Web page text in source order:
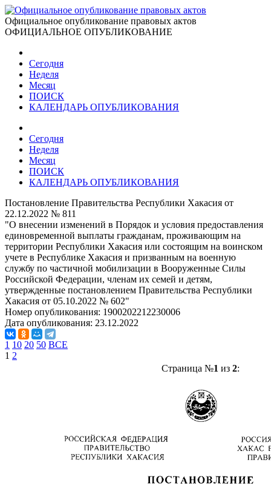
Официальное опубликование правовых актов
ОФИЦИАЛЬНОЕ ОПУБЛИКОВАНИЕ
Сегодня
Неделя
Месяц
ПОИСК
КАЛЕНДАРЬ ОПУБЛИКОВАНИЯ
Сегодня
Неделя
Месяц
ПОИСК
КАЛЕНДАРЬ ОПУБЛИКОВАНИЯ
Постановление Правительства Республики Хакасия от
22.12.2022 № 811
"О внесении изменений в Порядок и условия предоставления
единовременной выплаты гражданам, проживающим на
территории Республики Хакасия или состоящим на воинском
учете в Республике Хакасия и призванным на военную
службу по частичной мобилизации в Вооруженные Силы
Российской Федерации, членам их семей и детям,
утвержденные постановлением Правительства Республики
Хакасия от 05.10.2022 № 602"
Номер опубликования: 1900202212230006
Дата опубликования: 23.12.2022
1 10 20 50 ВСЕ
1 2
Страница №1 из 2: